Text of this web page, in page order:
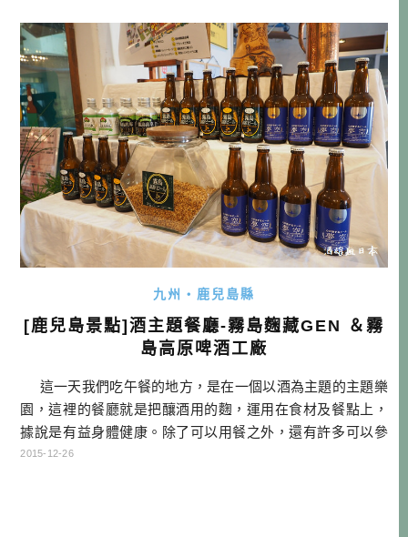
九州・鹿兒島縣
[鹿兒島景點]酒主題餐廳-霧島麴藏GEN ＆霧
島高原啤酒工廠
這一天我們吃午餐的地方，是在一個以酒為主題的主題樂
園，這裡的餐廳就是把釀酒用的麴，運用在食材及餐點上，
據說是有益身體健康。除了可以用餐之外，還有許多可以參
觀的地方，而且不知道為什麼，附設了捷克啤酒館，喜歡各
2015-12-26